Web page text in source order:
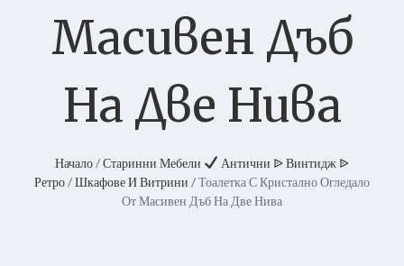
Масивен Дъб
На Две Нива
Начало/Старинни Мебели
Антични ᐉ Винтидж ᐉ
Ретро/Шкафове И Витрини / Тоалетка С Кристално Огледало
От Масивен Дъб На Две Нива